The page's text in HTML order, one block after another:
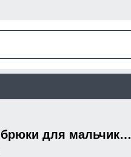
Горнолыжные брюки для мальчика УЦЕНКА темно-синего цвета 0725TS